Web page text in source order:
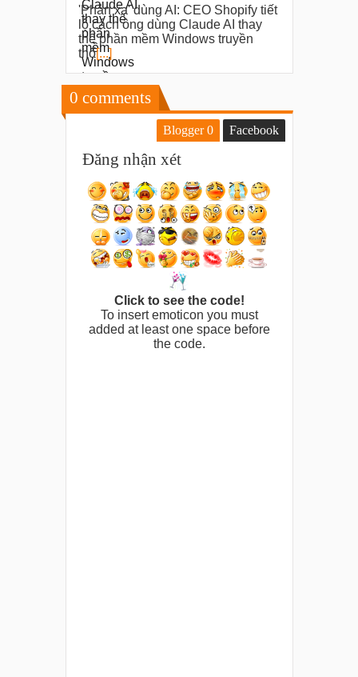
'Phản xạ' dùng AI: CEO Shopify tiết
lộ cách ông dùng Claude AI thay
thế phần mềm Windows truyền
thố[...]
0 comments
Blogger0 Facebook
Đăng nhận xét
Click to see the code!
To insert emoticon you must
added at least one space before
the code.